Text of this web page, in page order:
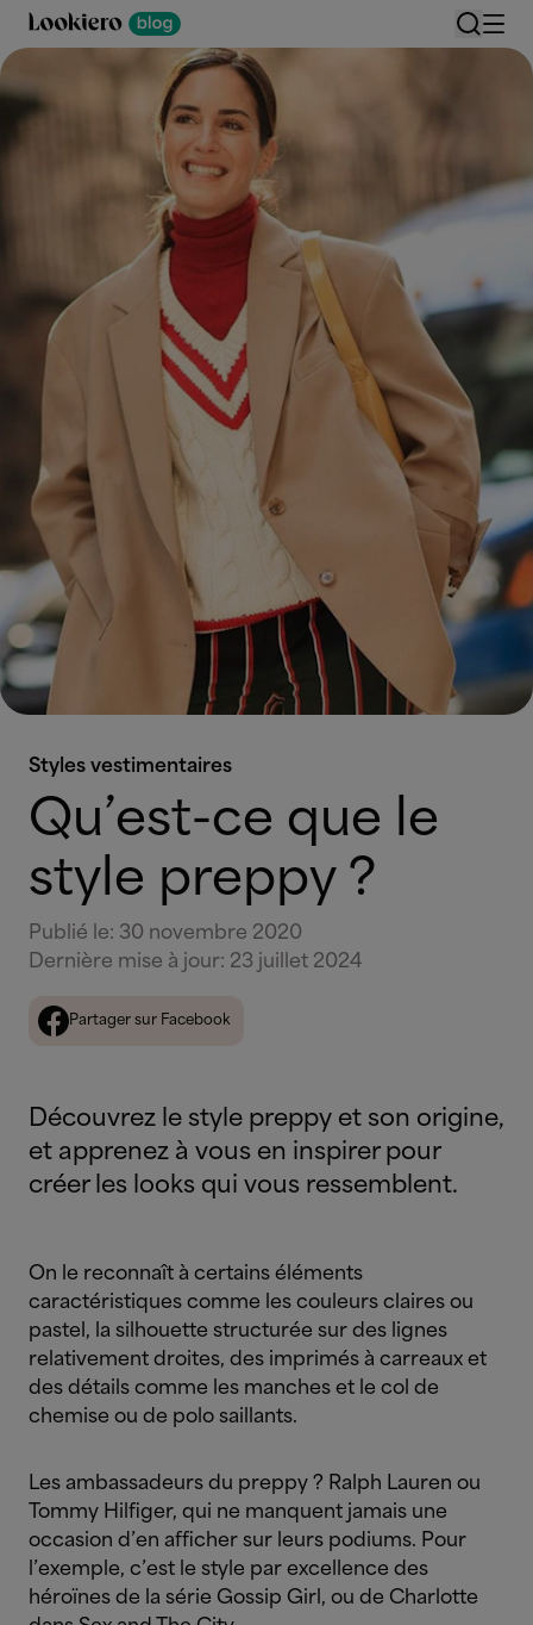
Styles vestimentaires
Qu’est-ce que le
style preppy ?
Publié le: 30 novembre 2020
Dernière mise à jour: 23 juillet 2024
Partager sur Facebook
Découvrez le style preppy et son origine,
et apprenez à vous en inspirer pour
créer les looks qui vous ressemblent.
On le reconnaît à certains éléments
caractéristiques comme les couleurs claires ou
pastel, la silhouette structurée sur des lignes
relativement droites, des imprimés à carreaux et
des détails comme les manches et le col de
chemise ou de polo saillants.
Les ambassadeurs du preppy ? Ralph Lauren ou
Tommy Hilfiger, qui ne manquent jamais une
occasion d’en afficher sur leurs podiums. Pour
l’exemple, c’est le style par excellence des
héroïnes de la série Gossip Girl, ou de Charlotte